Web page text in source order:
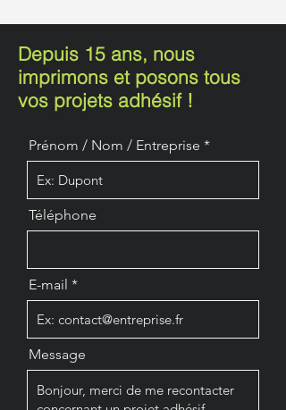
Depuis 15 ans, nous
imprimons et posons tous
vos projets adhésif !
Prénom / Nom / Entreprise
Téléphone
E-mail
Message